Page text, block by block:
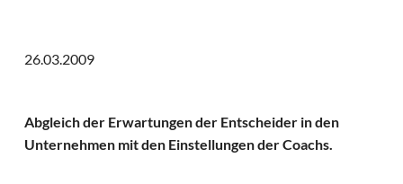
26.03.2009
Abgleich der Erwartungen der Entscheider in den
Unternehmen mit den Einstellungen der Coachs.